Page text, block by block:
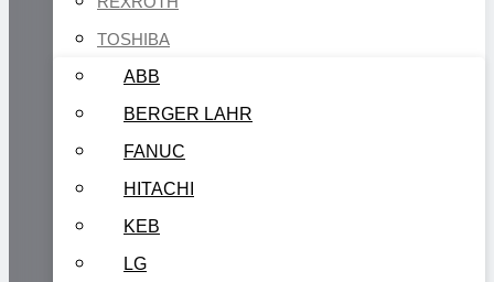
TOSHIBA
ABB
BERGER LAHR
FANUC
HITACHI
KEB
LG